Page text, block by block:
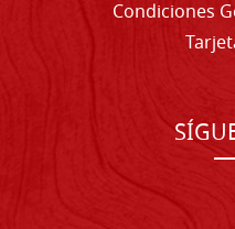
Condiciones